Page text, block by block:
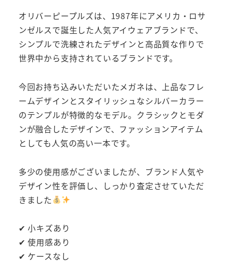
オリバーピープルズは、1987年にアメリカ・ロサ
ンゼルスで誕生した人気アイウェアブランドで、
シンプルで洗練されたデザインと高品質な作りで
世界中から支持されているブランドです。
今回お持ち込みいただいたメガネは、上品なフレ
ームデザインとスタイリッシュなシルバーカラー
のテンプルが特徴的なモデル。クラシックとモダ
ンが融合したデザインで、ファッションアイテム
としても人気の高い一本です。
多少の使用感がございましたが、ブランド人気や
デザイン性を評価し、しっかり査定させていただ
きました
✔ 小キズあり
✔ 使用感あり
✔ ケースなし